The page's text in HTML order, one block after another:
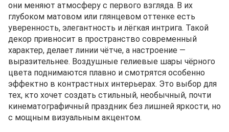
они меняют атмосферу с первого взгляда. В их
глубоком матовом или глянцевом оттенке есть
уверенность, элегантность и лёгкая интрига. Такой
декор привносит в пространство современный
характер, делает линии чётче, а настроение —
выразительнее. Воздушные гелиевые шары чёрного
цвета поднимаются плавно и смотрятся особенно
эффектно в контрастных интерьерах. Это выбор для
тех, кто хочет создать стильный, необычный, почти
кинематографичный праздник без лишней яркости, но
с мощным визуальным акцентом.